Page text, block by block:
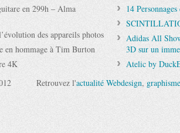
en 299h – Alma
des appareils photos
en hommage à Tim Burton
4K
14
Adidas All
3D sur un
Atelic by
Retrouvez l'actualité Webdesign, graphisme